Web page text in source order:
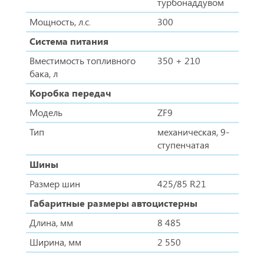
Мощность, л.с.
300
Система питания
Вместимость топливного
бака, л
350 + 210
Коробка передач
Модель
ZF9
Тип
механическая, 9-
ступенчатая
Шины
Размер шин
425/85 R21
Габаритные размеры автоцистерны
Длина, мм
8 485
Ширина, мм
2 550